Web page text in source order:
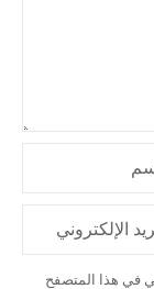
الإلكتروني
في هذا المتصفح